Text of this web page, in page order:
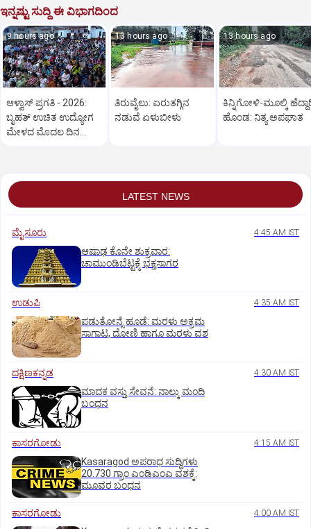
ಇನ್ನಷ್ಟು ಸುದ್ದಿ ಈ ವಿಭಾಗದಿಂದ
9 hours ago
ಆಳ್ವಾಸ್‌ ಪ್ರಗತಿ - 2026:
ಬೃಹತ್ ಉಚಿತ ಉದ್ಯೋಗ
ಮೇಳದ ಮೊದಲ ದಿನ
13 hours ago
ತಿರುವೈಲು: ಏರುತಗ್ಗಿನ
ನಡುವೆ ಏಳುಬೀಳು
13 hours ago
ಕಿನ್ನಿಗೋಳಿ-ಮೂಲ್ಕಿ
ಹೊಂಡ: ನಿತ್ಯ ಅಪಘಾತ
LATEST NEWS
ಮೈಸೂರು 4:45 AM IST
ಆಷಾಢ ಕೊನೇ ಶುಕ್ರವಾರ:
ಚಾಮುಂಡಿಬೆಟ್ಟಕ್ಕೆ ಭಕ್ತಸಾಗರ
ಉಡುಪಿ 4:35 AM IST
ಪಡುತೋನ್ಸೆ ಹೂಡೆ: ಮರಳು ಅಕ್ರಮ
ಸಾಗಾಟ, ದೋಣಿ ಹಾಗೂ ಮರಳು ವಶ
ದಕ್ಷಿಣಕನ್ನಡ 4:30 AM IST
ಮಾದಕ ವಸ್ತು ಸೇವನೆ: ನಾಲ್ಕು ಮಂದಿ
ಬಂಧನ
ಕಾಸರಗೋಡು 4:15 AM IST
Kasaragod ಅಪರಾಧ ಸುದ್ದಿಗಳು
20.730 ಗ್ರಾಂ ಎಂಡಿಎಂಎ ವಶಕ್ಕೆ:
ಮೂವರ ಬಂಧನ
ಕಾಸರಗೋಡು 4:00 AM IST